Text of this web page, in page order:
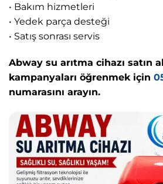
• Bakım hizmetleri
• Yedek parça desteği
• Satış sonrası servis
Abway su arıtma cihazı satın
kampanyaları öğrenmek için
numarasını arayın.